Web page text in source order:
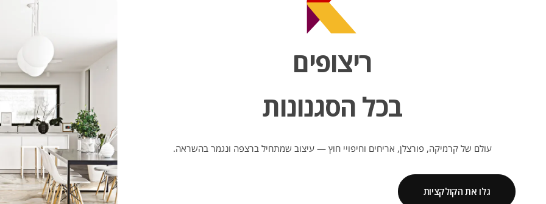
ריצופים
בכל הסגנונות
עולם של קרמיקה, פורצלן, אריחים וחיפויי חוץ — עיצוב שמתחיל ברצפה ונגמר בהשראה.
גלו את הקולקציות